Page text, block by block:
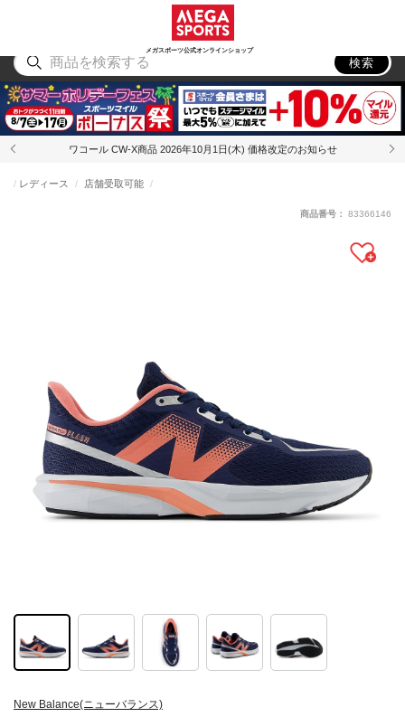
メガスポーツ公式オンラインショップ
アウトドア
検索
ワコール CW-X商品 2026年10月1日(木) 価格改定のお知らせ
New Balance(ニューバランス)
レディース 店舗受取可能
商品番号： 83366146